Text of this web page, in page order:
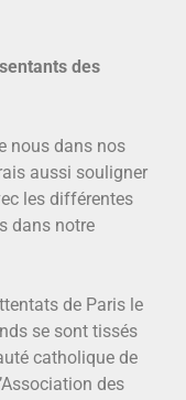
des
nous dans nos
aussi souligner
les différentes
dans notre
de Paris le
se sont tissés
catholique de
des